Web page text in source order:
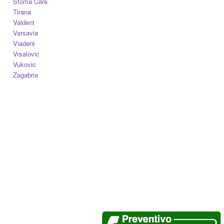
Tirana
Valdent
Varsavia
Viadent
Vrsalovic
Vukovic
Zagabria